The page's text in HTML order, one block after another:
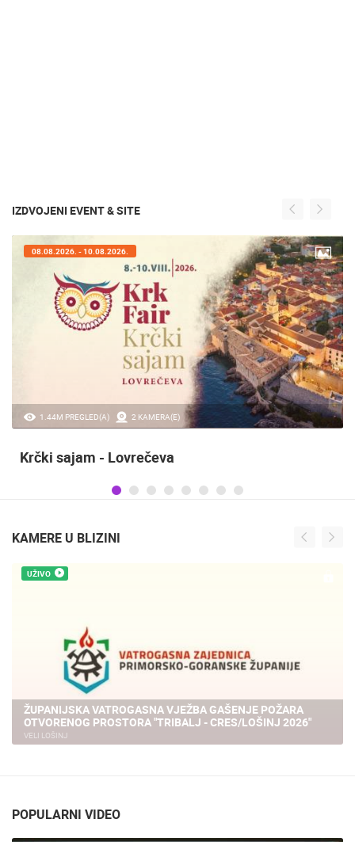
IZDVOJENI EVENT & SITE
1.44M PREGLED(A) 2 KAMERA(E)
08.08.2026. - 10.08.2026.
Krčki sajam - Lovrečeva
KAMERE U BLIZINI
UŽIVO
ŽUPANIJSKA VATROGASNA VJEŽBA GAŠENJE POŽARA
OTVORENOG PROSTORA "TRIBALJ - CRES/LOŠINJ 2026"
VELI LOŠINJ
POPULARNI VIDEO